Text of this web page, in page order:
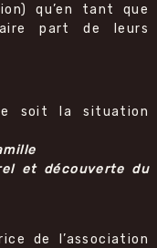
qu’en tant que
part de leurs
soit la situation
et découverte du
de l’association